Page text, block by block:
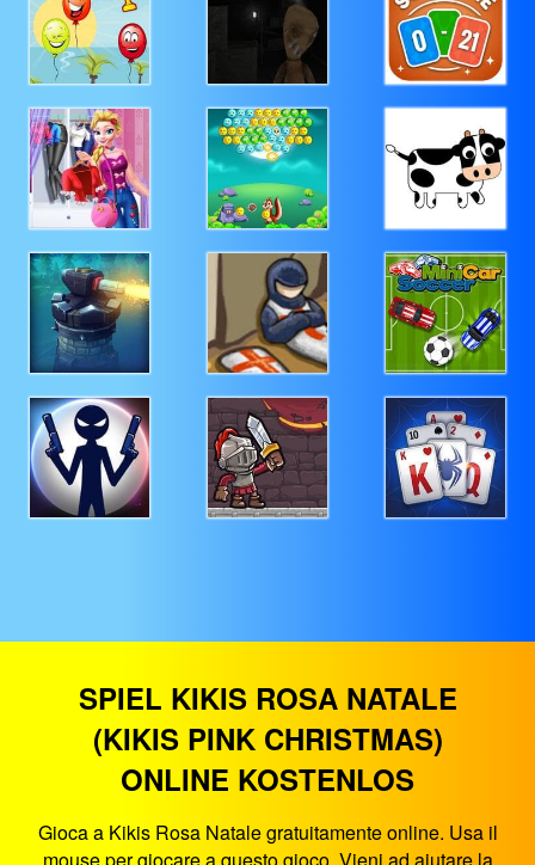
SPIEL KIKIS ROSA NATALE
(KIKIS PINK CHRISTMAS)
ONLINE KOSTENLOS
Gioca a Kikis Rosa Natale gratuitamente online. Usa il